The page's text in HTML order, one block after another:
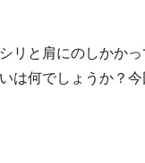
リと肩にのしかか
は何でしょうか？